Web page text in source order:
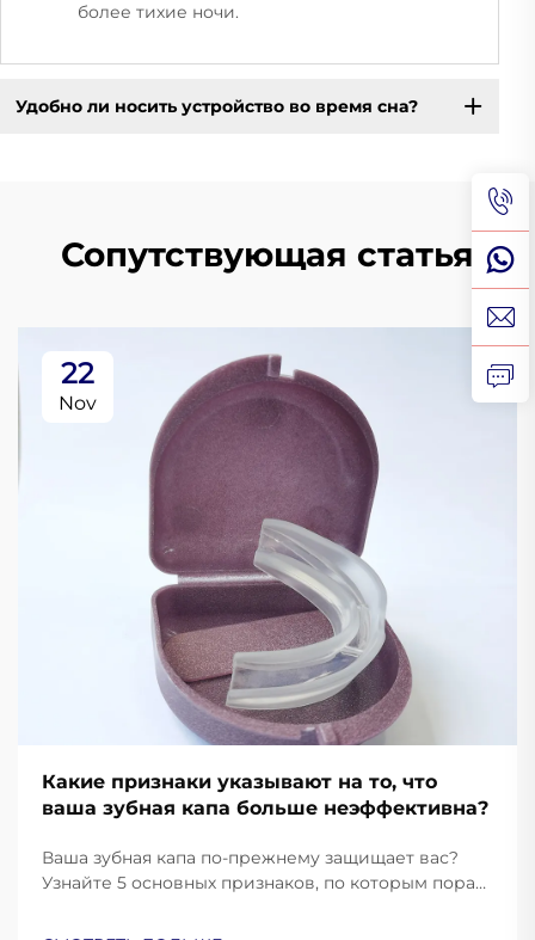
более тихие ночи.
Удобно ли носить устройство во время сна?
Сопутствующая статья
22
Nov
Какие признаки указывают на то, что
ваша зубная капа больше неэффективна?
Ваша зубная капа по-прежнему защищает вас?
Узнайте 5 основных признаков, по которым пора